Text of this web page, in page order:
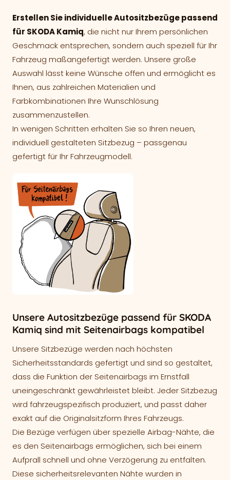
Erstellen Sie individuelle Autositzbezüge passend
für SKODA Kamiq, die nicht nur Ihrem persönlichen
Geschmack entsprechen, sondern auch speziell für Ihr
Fahrzeug maßangefertigt werden. Unsere große
Auswahl lässt keine Wünsche offen und ermöglicht es
Ihnen, aus zahlreichen Materialien und
Farbkombinationen Ihre Wunschlösung
zusammenzustellen.
In wenigen Schritten erhalten Sie so Ihren neuen,
individuell gestalteten Sitzbezug – passgenau
gefertigt für Ihr Fahrzeugmodell.
Unsere Autositzbezüge passend für SKODA
Kamiq sind mit Seitenairbags kompatibel
Unsere Sitzbezüge werden nach höchsten
Sicherheitsstandards gefertigt und sind so gestaltet,
dass die Funktion der Seitenairbags im Ernstfall
uneingeschränkt gewährleistet bleibt. Jeder Sitzbezug
wird fahrzeugspezifisch produziert, und passt daher
exakt auf die Originalsitzform Ihres Fahrzeugs.
Die Bezüge verfügen über spezielle Airbag-Nähte, die
es den Seitenairbags ermöglichen, sich bei einem
Aufprall schnell und ohne Verzögerung zu entfalten.
Diese sicherheitsrelevanten Nähte wurden in